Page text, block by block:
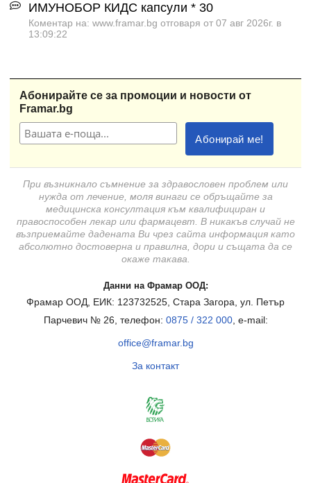
ИМУНОБОР КИДС капсули * 30
Коментар на: www.framar.bg отговаря от 07 авг 2026г. в
13:09:22
Абонирайте се за промоции и новости от
Framar.bg
При възникнало съмнение за здравословен проблем или
нужда от лечение, моля винаги се обръщайте за
медицинска консултация към квалифициран и
правоспособен лекар или фармацевт. В никакъв случай не
възприемайте дадената Ви чрез сайта информация като
абсолютно достоверна и правилна, дори и същата да се
окаже такава.
Данни на Фрамар ООД:
Фрамар ООД, ЕИК: 123732525, Стара Загора, ул. Петър
Парчевич № 26, телефон: 0875 / 322 000, e-mail:
office@framar.bg
За контакт